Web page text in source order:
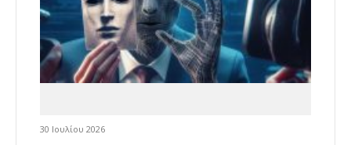
30 Ιουλίου 2026